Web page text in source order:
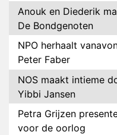
Anouk en Diederik
De Bondgenoten
NPO herhaalt
Peter Faber
NOS maakt intieme
Yibbi Jansen
Petra Grijzen
voor de oorlog